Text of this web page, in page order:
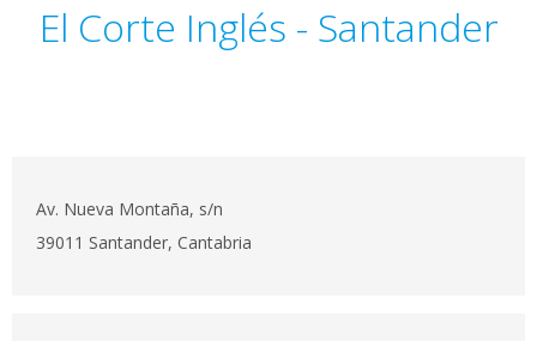
El Corte Inglés - Santander
Av. Nueva Montaña, s/n
39011 Santander, Cantabria